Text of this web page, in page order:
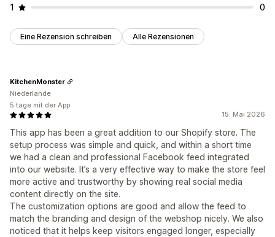
1
0
Eine Rezension schreiben Alle Rezensionen
15. Mai 2026
This app has been a great addition to our Shopify store. The
setup process was simple and quick, and within a short time
we had a clean and professional Facebook feed integrated
into our website. It’s a very effective way to make the store feel
more active and trustworthy by showing real social media
content directly on the site.
The customization options are good and allow the feed to
match the branding and design of the webshop nicely. We also
noticed that it helps keep visitors engaged longer, especially
KitchenMonster
Niederlande
5 tage mit der App